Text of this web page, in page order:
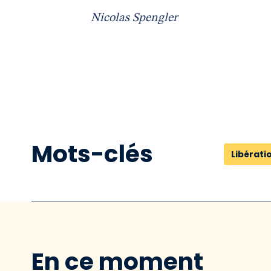
Nicolas Spengler
Mots-clés
En ce moment